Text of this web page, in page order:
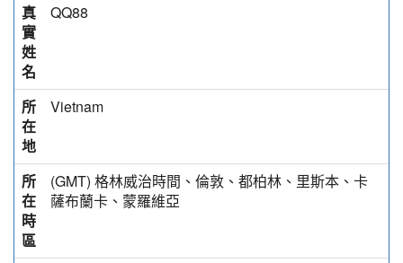
真
實
姓
名
QQ88
所
在
地
Vietnam
所
在
時
區
(GMT) 格林威治時間、倫敦、都柏林、里斯本、卡
薩布蘭卡、蒙羅維亞